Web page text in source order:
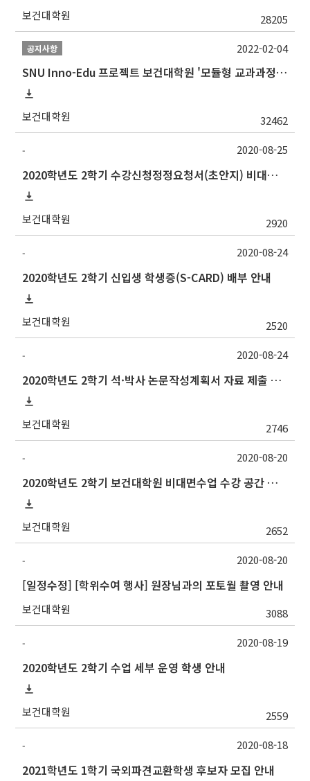
보건대학원 28205
공지사항
SNU Inno-Edu 프로젝트 보건대학원 '모듈형 교과과정' 안내(revised 2022/2/28)
보건대학원 32462
2022-02-04
-
2020학년도 2학기 수강신청정정요청서(초안지) 비대면 제출 안내(~9.14.(월))
보건대학원 2920
2020-08-25
-
2020학년도 2학기 신입생 학생증(S-CARD) 배부 안내
보건대학원 2520
2020-08-24
-
2020학년도 2학기 석·박사 논문작성계획서 자료 제출 및 발표 시간 안내
보건대학원 2746
2020-08-24
-
2020학년도 2학기 보건대학원 비대면수업 수강 공간 안내
보건대학원 2652
2020-08-20
-
[일정수정] [학위수여 행사] 원장님과의 포토월 촬영 안내
보건대학원 3088
2020-08-20
-
2020학년도 2학기 수업 세부 운영 학생 안내
보건대학원 2559
2020-08-19
-
2021학년도 1학기 국외파견교환학생 후보자 모집 안내
2020-08-18